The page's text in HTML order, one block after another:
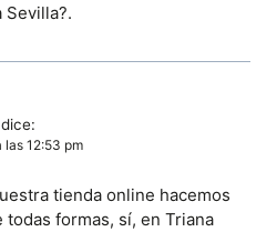
Sevilla?.
dice:
las 12:53 pm
tienda online hacemos
todas formas, sí, en Triana